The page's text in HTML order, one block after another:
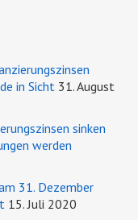
in Sicht 31. August
sinken
werden
31. Dezember
15. Juli 2020